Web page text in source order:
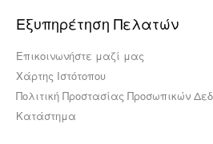
Εξυπηρέτηση Πελατών
Επικοινωνήστε μαζί μας
Χάρτης Ιστότοπου
Πολιτική Προστασίας Προσωπικών
Κατάστημα